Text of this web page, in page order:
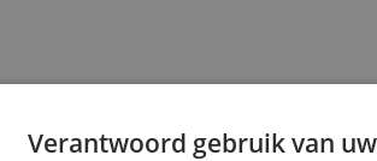
Verantwoord gebruik van